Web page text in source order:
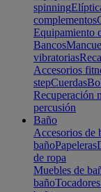
spinning
complementos
Equipamiento
Bancos
vibratorias
Accesorios
stepCuerdas
Recuperación
percusión
Baño
Accesorios de
bañoPapeleras
de ropa
Muebles de
baño